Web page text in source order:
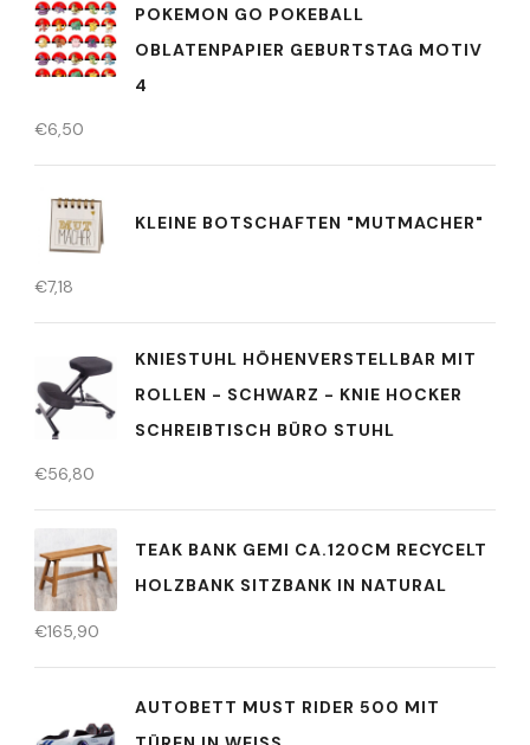
POKEMON GO POKEBALL
OBLATENPAPIER GEBURTSTAG MOTIV
4
€6,50
KLEINE BOTSCHAFTEN "MUTMACHER"
€7,18
KNIESTUHL HÖHENVERSTELLBAR MIT
ROLLEN - SCHWARZ - KNIE HOCKER
SCHREIBTISCH BÜRO STUHL
€56,80
TEAK BANK GEMI CA.120CM RECYCELT
HOLZBANK SITZBANK IN NATURAL
€165,90
AUTOBETT MUST RIDER 500 MIT